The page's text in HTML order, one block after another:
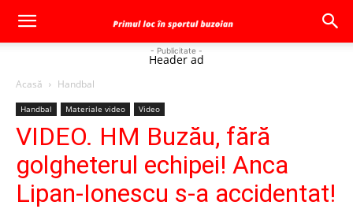
- Publicitate -
Header ad
Acasă Handbal
Handbal Materiale video Video
VIDEO. HM Buzău, fără
golgheterul echipei! Anca
Lipan-Ionescu s-a accidentat!